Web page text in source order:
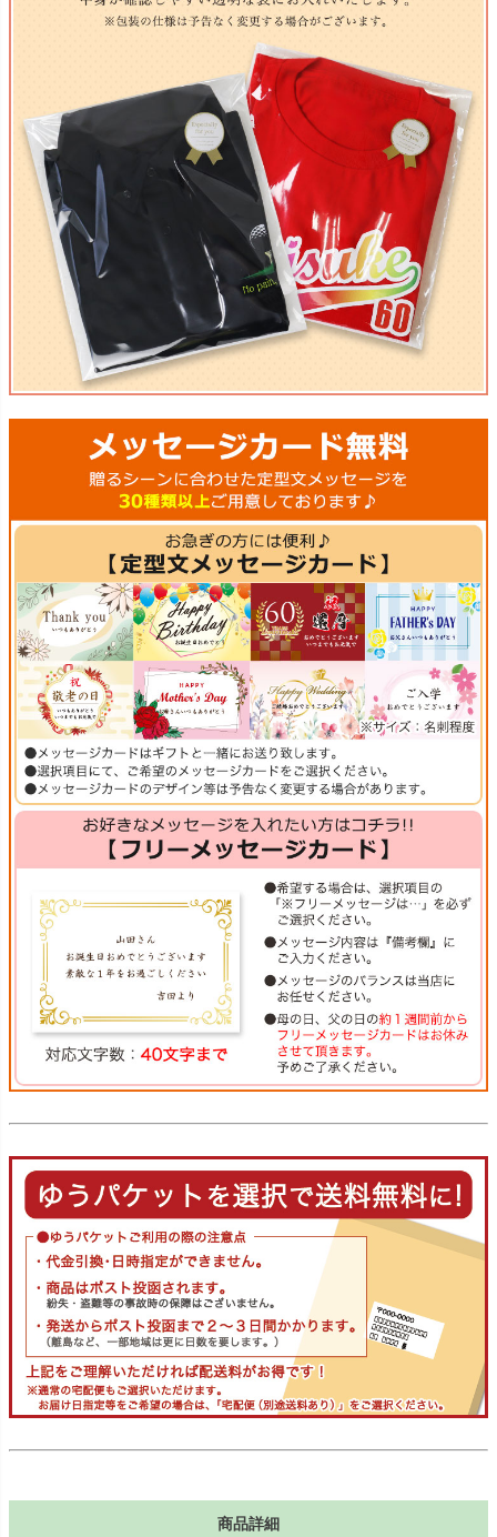
商品詳細